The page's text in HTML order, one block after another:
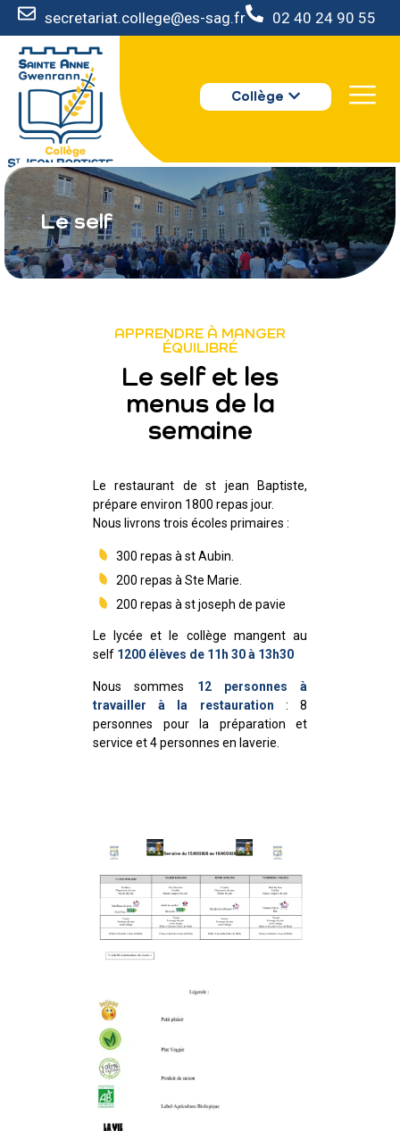
secretariat.college@es-sag.fr 02 40 24 90 55
Collège
Le self
LE COLLÈGE
S’INSCRIRE
VIE AU COLLÈGE
VOTRE ESPACE
NOUS CONTACTER
APPRENDRE À MANGER
ÉQUILIBRÉ
Le self et les
menus de la
semaine
Le restaurant de st jean Baptiste,
prépare environ 1800 repas jour.
Nous livrons trois écoles primaires :
300 repas à st Aubin.
200 repas à Ste Marie.
200 repas à st joseph de pavie
Le lycée et le collège mangent au
self 1200 élèves de 11h 30 à 13h30
Nous sommes 12 personnes à
travailler à la restauration : 8
personnes pour la préparation et
service et 4 personnes en laverie.